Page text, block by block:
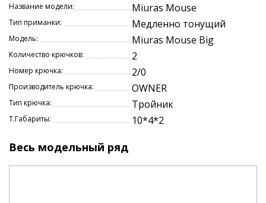
Название модели: Miuras Mouse
Тип приманки: Медленно тонущий
Модель: Miuras Mouse Big
Количество крючков: 2
Номер крючка: 2/0
Производитель крючка: OWNER
Тип крючка: Тройник
Т.Габариты: 10*4*2
Весь модельный ряд